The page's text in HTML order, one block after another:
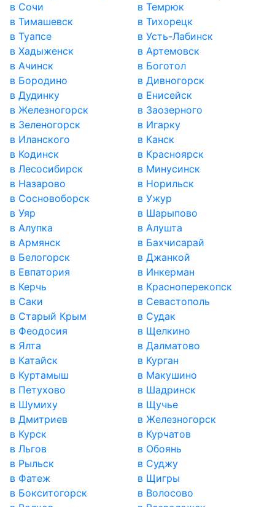
в Сочи
в Темрюк
в Тимашевск
в Тихорецк
в Туапсе
в Усть-Лабинск
в Хадыженск
в Артемовск
в Ачинск
в Боготол
в Бородино
в Дивногорск
в Дудинку
в Енисейск
в Железногорск
в Заозерного
в Зеленогорск
в Игарку
в Иланского
в Канск
в Кодинск
в Красноярск
в Лесосибирск
в Минусинск
в Назарово
в Норильск
в Сосновоборск
в Ужур
в Уяр
в Шарыпово
в Алупка
в Алушта
в Армянск
в Бахчисарай
в Белогорск
в Джанкой
в Евпатория
в Инкерман
в Керчь
в Красноперекопск
в Саки
в Севастополь
в Старый Крым
в Судак
в Феодосия
в Щелкино
в Ялта
в Далматово
в Катайск
в Курган
в Куртамыш
в Макушино
в Петухово
в Шадринск
в Шумиху
в Щучье
в Дмитриев
в Железногорск
в Курск
в Курчатов
в Льгов
в Обоянь
в Рыльск
в Суджу
в Фатеж
в Щигры
в Бокситогорск
в Волосово